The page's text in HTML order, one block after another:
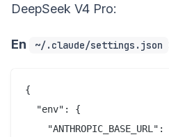
DeepSeek V4 Pro:
En ~/.claude/settings.json
{
  "env": {